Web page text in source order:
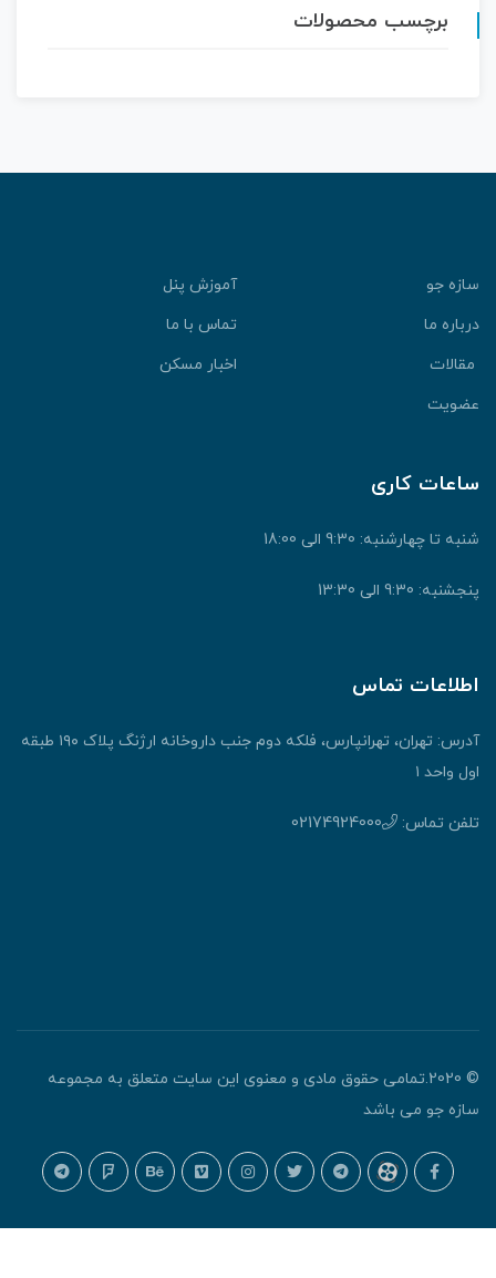
برچسب محصولات
جو
آموزش پنل
ما
تماس با ما
اخبار مسکن
کاری
تا چهارشنبه: 9:30 الی 18:00
9:30 الی 13:30
تماس
آدرس: تهران، تهرانپارس، فلکه دوم جنب داروخانه ارژنگ پلاک ۱۹۰ طبقه
واحد ۱
تماس: 02174924000
© 2020.تمامی حقوق مادی و معنوی این سایت متعلق به مجموعه
جو می باشد